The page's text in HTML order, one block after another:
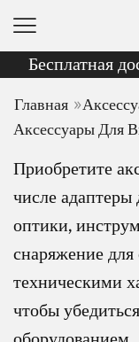
Бесплатная
Главная »
Аксессуары Для
Приобретите
числе адаптеры
оптики,
снаряжение для
техническими
чтобы